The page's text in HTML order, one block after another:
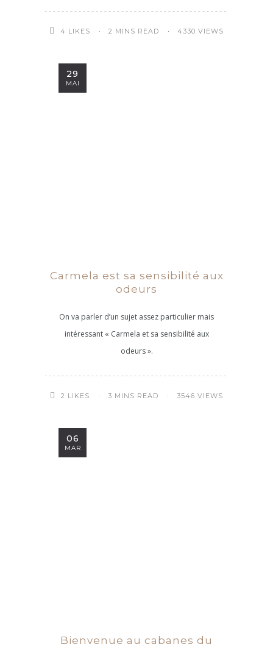
4 LIKES 2 MINS READ 4330 VIEWS
29
MAI
Carmela est sa sensibilité aux
odeurs
On va parler d’un sujet assez particulier mais
intéressant « Carmela et sa sensibilité aux
odeurs ».
2 LIKES 3 MINS READ 3546 VIEWS
06
MAR
Bienvenue au cabanes du